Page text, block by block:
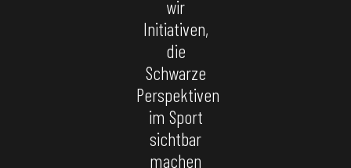
wir
Initiativen,
die
Schwarze
Perspektiven
im Sport
sichtbar
machen